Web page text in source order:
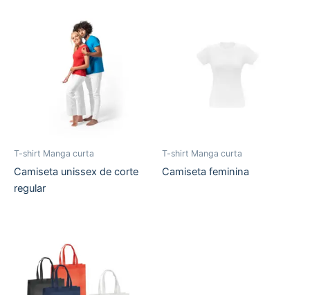
T-shirt Manga curta
Camiseta unissex de corte
regular
T-shirt Manga curta
Camiseta feminina